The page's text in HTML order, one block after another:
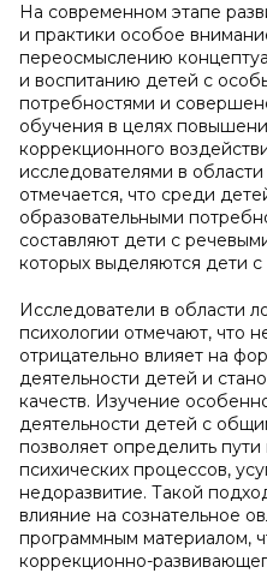
На современном этапе
и практики особое
переосмыслению
и воспитанию детей с
потребностями и
обучения в целях
коррекционного
исследователями в
отмечается, что среди
образовательными
составляют дети с
которых выделяются дети
Исследователи в области
психологии отмечают, что
отрицательно влияет на
деятельности детей и
качеств. Изучение
деятельности детей с
позволяет определить
психических процессов,
недоразвитие. Такой
влияние на сознательное
программным материалом,
коррекционно-